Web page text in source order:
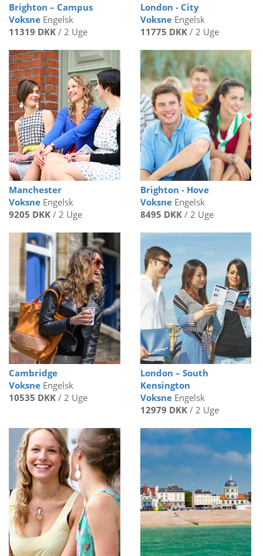
Brighton – Campus
Voksne Engelsk
11319 DKK / 2 Uge
London - City
VoksneEngelsk
11775 DKK/ 2 Uge
Manchester
Voksne Engelsk
9205 DKK / 2 Uge
Brighton - Hove
VoksneEngelsk
8495 DKK/ 2 Uge
Cambridge
Voksne Engelsk
10535 DKK / 2 Uge
London – South
Kensington
VoksneEngelsk
12979 DKK/ 2 Uge